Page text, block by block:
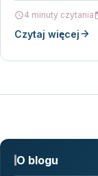
4 minuty czytania
Czytaj więcej
O blogu